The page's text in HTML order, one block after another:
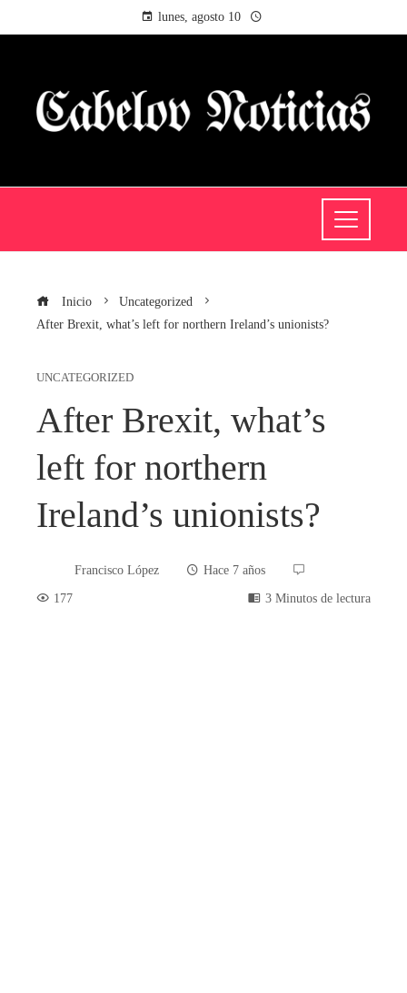
lunes, agosto 10
Inicio
Uncategorized
After Brexit, what’s left for northern Ireland’s unionists?
UNCATEGORIZED
After Brexit, what’s
left for northern
Ireland’s unionists?
Francisco López
Hace 7 años
177
3 Minutos de lectura